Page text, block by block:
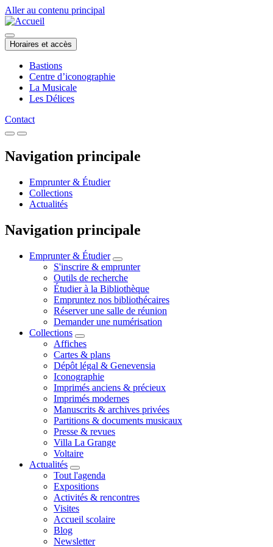
Aller au contenu principal
Horaires et accès
Bastions
Centre d’iconographie
La Musicale
Les Délices
Contact
Navigation principale
Emprunter & Étudier
Collections
Actualités
Navigation principale
Emprunter & Étudier
S'inscrire & emprunter
Outils de recherche
Étudier à la Bibliothèque
Empruntez nos bibliothécaires
Réserver une salle de réunion
Demander une numérisation
Collections
Affiches
Cartes & plans
Dépôt légal & Genevensia
Iconographie
Imprimés anciens & précieux
Imprimés modernes
Manuscrits & archives privées
Partitions & documents musicaux
Presse & revues
Villa La Grange
Voltaire
Actualités
Tout l'agenda
Expositions
Activités & rencontres
Visites
Accueil scolaire
Blog
Newsletter